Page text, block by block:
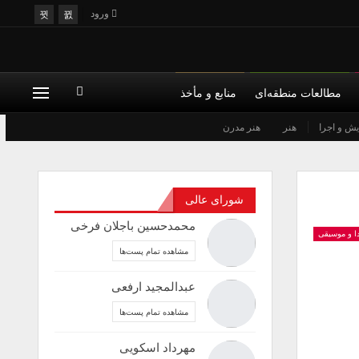
ورود
و اجرا هنر هنر مدرن
مطالعات منطقه‌ای منابع و مأخذ
و موسیقی
شورای عالی
محمدحسین باجلان فرخی
مشاهده تمام پست‌ها
عبدالمجید ارفعی
مشاهده تمام پست‌ها
مهرداد اسکویی